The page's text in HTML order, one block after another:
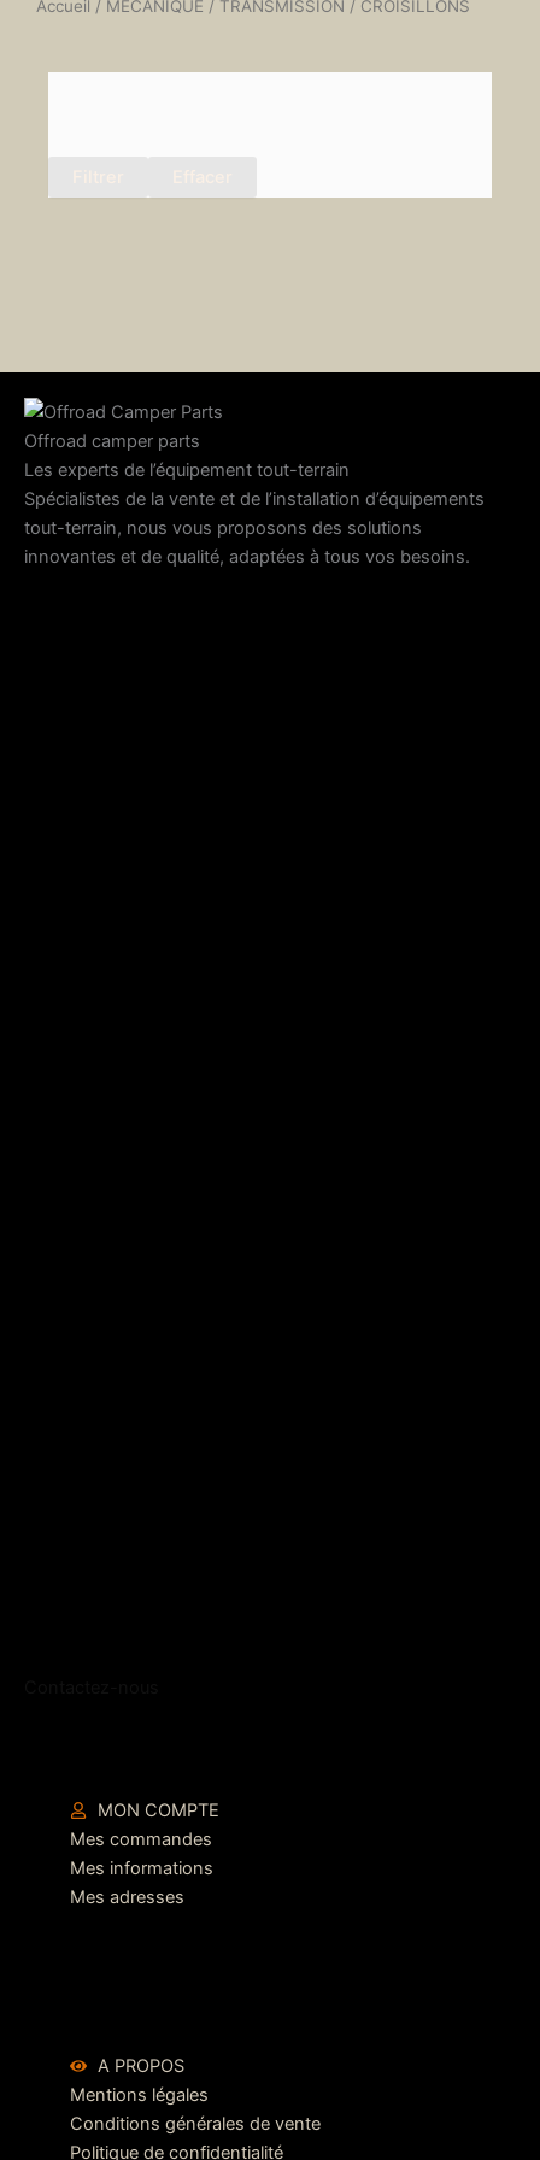
Accueil / MÉCANIQUE / TRANSMISSION / CROISILLONS
Offroad camper parts
Les experts de l’équipement tout-terrain
Spécialistes de la vente et de l’installation d’équipements
tout-terrain, nous vous proposons des solutions
innovantes et de qualité, adaptées à tous vos besoins.
MON COMPTE
Mes commandes
Mes informations
Mes adresses
A PROPOS
Mentions légales
Conditions générales de vente
Politique de confidentialité